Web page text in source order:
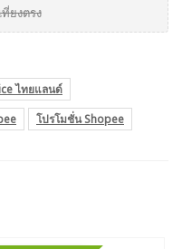
ยงตรง
ไทยแลนด์
โปรโมชั่น Shopee